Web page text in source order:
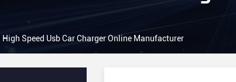
High Speed Usb Car Charger Online Manufacturer